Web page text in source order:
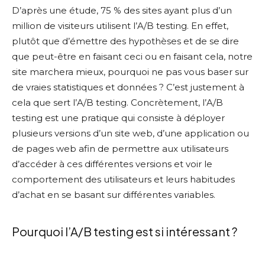
D’après une étude, 75 % des sites ayant plus d’un
million de visiteurs utilisent l’A/B testing. En effet,
plutôt que d’émettre des hypothèses et de se dire
que peut-être en faisant ceci ou en faisant cela, notre
site marchera mieux, pourquoi ne pas vous baser sur
de vraies statistiques et données ? C’est justement à
cela que sert l’A/B testing. Concrètement, l’A/B
testing est une pratique qui consiste à déployer
plusieurs versions d’un site web, d’une application ou
de pages web afin de permettre aux utilisateurs
d’accéder à ces différentes versions et voir le
comportement des utilisateurs et leurs habitudes
d’achat en se basant sur différentes variables.
Pourquoi l’A/B testing est si intéressant ?